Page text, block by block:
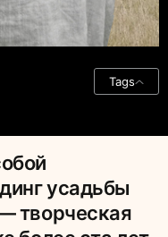
Tags
усадьбы
творческая